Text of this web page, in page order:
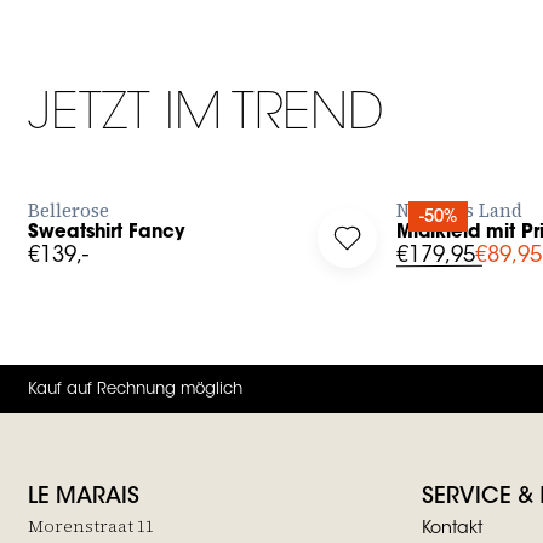
JETZT IM TREND
in to add Sweatshirt Fancy to your wishlist
JETZT BESTELLEN
Bellerose
Sweatshirt Fancy
€139,-
-50%
Log in to add
No Man's Land
Midikleid mit
€179,95€89,95
Kauf auf Rechnung möglich
LE MARAIS
Morenstraat 11
SERVICE &
Kontakt